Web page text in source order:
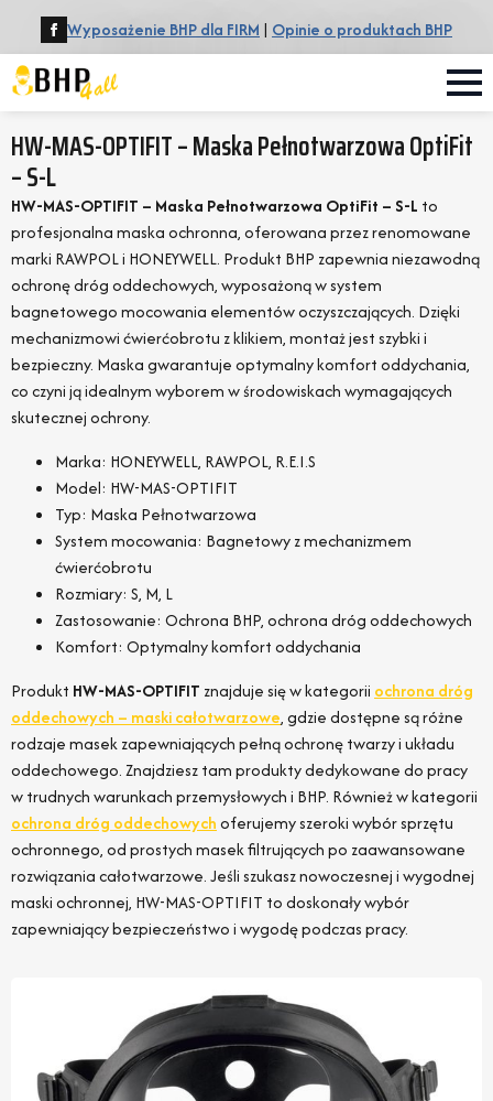
Wyposażenie BHP dla FIRM | Opinie o produktach BHP
HW-MAS-OPTIFIT – Maska Pełnotwarzowa OptiFit
– S-L
HW-MAS-OPTIFIT – Maska Pełnotwarzowa OptiFit – S-L to
profesjonalna maska ochronna, oferowana przez renomowane
marki RAWPOL i HONEYWELL. Produkt BHP zapewnia niezawodną
ochronę dróg oddechowych, wyposażoną w system
bagnetowego mocowania elementów oczyszczających. Dzięki
mechanizmowi ćwierćobrotu z klikiem, montaż jest szybki i
bezpieczny. Maska gwarantuje optymalny komfort oddychania,
co czyni ją idealnym wyborem w środowiskach wymagających
skutecznej ochrony.
Marka: HONEYWELL, RAWPOL, R.E.I.S
Model: HW-MAS-OPTIFIT
Typ: Maska Pełnotwarzowa
System mocowania: Bagnetowy z mechanizmem
ćwierćobrotu
Rozmiary: S, M, L
Zastosowanie: Ochrona BHP, ochrona dróg oddechowych
Komfort: Optymalny komfort oddychania
Produkt HW-MAS-OPTIFIT znajduje się w kategorii ochrona dróg
oddechowych – maski całotwarzowe, gdzie dostępne są różne
rodzaje masek zapewniających pełną ochronę twarzy i układu
oddechowego. Znajdziesz tam produkty dedykowane do pracy
w trudnych warunkach przemysłowych i BHP. Również w kategorii
ochrona dróg oddechowychoferujemy szeroki wybór sprzętu
ochronnego, od prostych masek filtrujących po zaawansowane
rozwiązania całotwarzowe. Jeśli szukasz nowoczesnej i wygodnej
maski ochronnej, HW-MAS-OPTIFIT to doskonały wybór
zapewniający bezpieczeństwo i wygodę podczas pracy.